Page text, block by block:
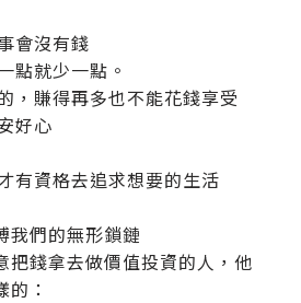
會沒有錢
點就少一點。
，賺得再多也不能花錢享受
好心
有資格去追求想要的生活
我們的無形鎖鏈
把錢拿去做價值投資的人，他
：